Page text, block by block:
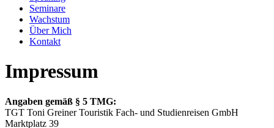
Seminare
Wachstum
Über Mich
Kontakt
Impressum
Angaben gemäß § 5 TMG:
TGT Toni Greiner Touristik Fach- und Studienreisen GmbH
Marktplatz 39